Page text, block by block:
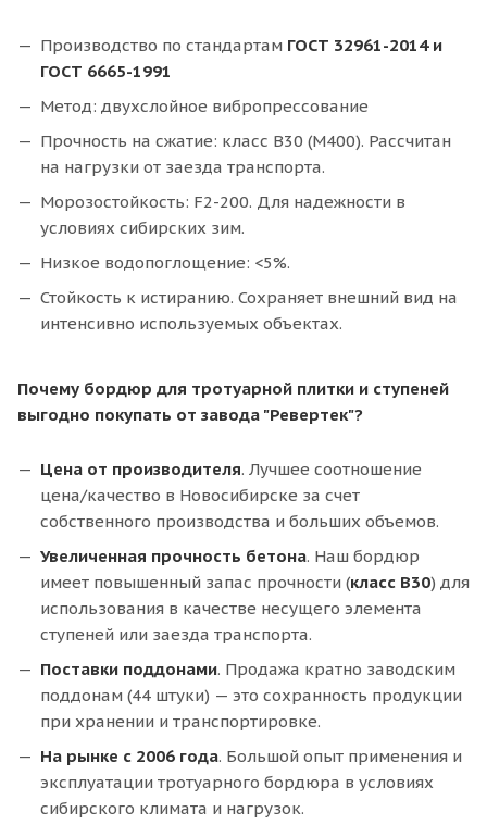
Производство по стандартам ГОСТ 32961-2014 и
ГОСТ 6665-1991
Метод: двухслойное вибропрессование
Прочность на сжатие: класс В30 (М400). Рассчитан
на нагрузки от заезда транспорта.
Морозостойкость: F2-200. Для надежности в
условиях сибирских зим.
Низкое водопоглощение: <5%.
Стойкость к истиранию. Сохраняет внешний вид на
интенсивно используемых объектах.
Почему бордюр для тротуарной плитки и ступеней
выгодно покупать от завода "Ревертек"?
Цена от производителя. Лучшее соотношение
цена/качество в Новосибирске за счет
собственного производства и больших объемов.
Увеличенная прочность бетона. Наш бордюр
имеет повышенный запас прочности (класс В30) для
использования в качестве несущего элемента
ступеней или заезда транспорта.
Поставки поддонами. Продажа кратно заводским
поддонам (44 штуки) — это сохранность продукции
при хранении и транспортировке.
На рынке с 2006 года. Большой опыт применения и
эксплуатации тротуарного бордюра в условиях
сибирского климата и нагрузок.